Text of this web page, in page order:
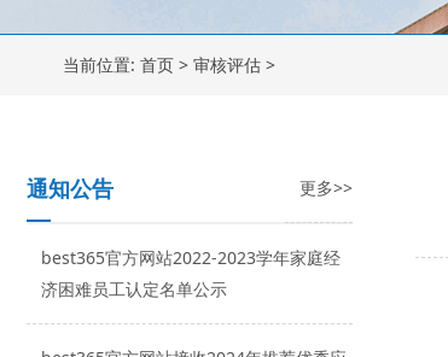
当前位置: 首页 > 审核评估 >
通知公告 更多>>
best365官方网站2022-2023学年家庭经
济困难员工认定名单公示